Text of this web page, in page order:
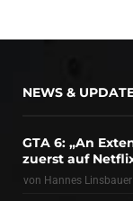
NEWS &
GTA 6: „An
zuerst auf
von Hannes Linsbauer